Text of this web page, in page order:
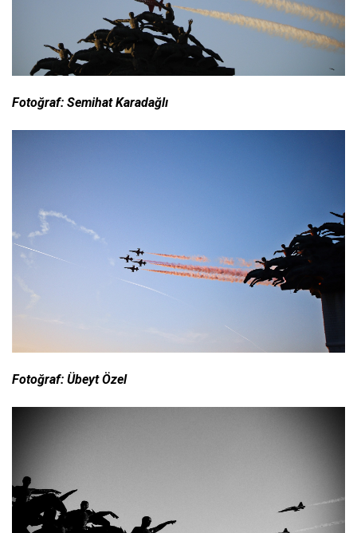
Fotoğraf: Semihat Karadağlı
Fotoğraf: Übeyt Özel